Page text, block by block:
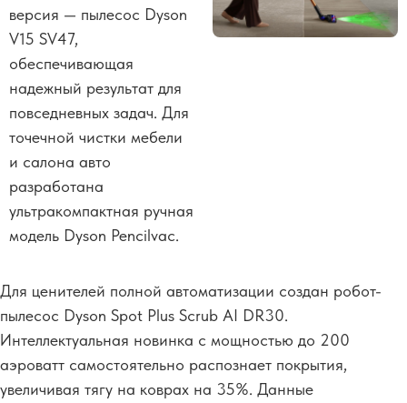
версия — пылесос Dyson
V15 SV47,
обеспечивающая
надежный результат для
повседневных задач. Для
точечной чистки мебели
и салона авто
разработана
ультракомпактная ручная
модель Dyson Pencilvac.
Для ценителей полной автоматизации создан робот-
пылесос Dyson Spot Plus Scrub AI DR30.
Интеллектуальная новинка с мощностью до 200
аэроватт самостоятельно распознает покрытия,
увеличивая тягу на коврах на 35%. Данные